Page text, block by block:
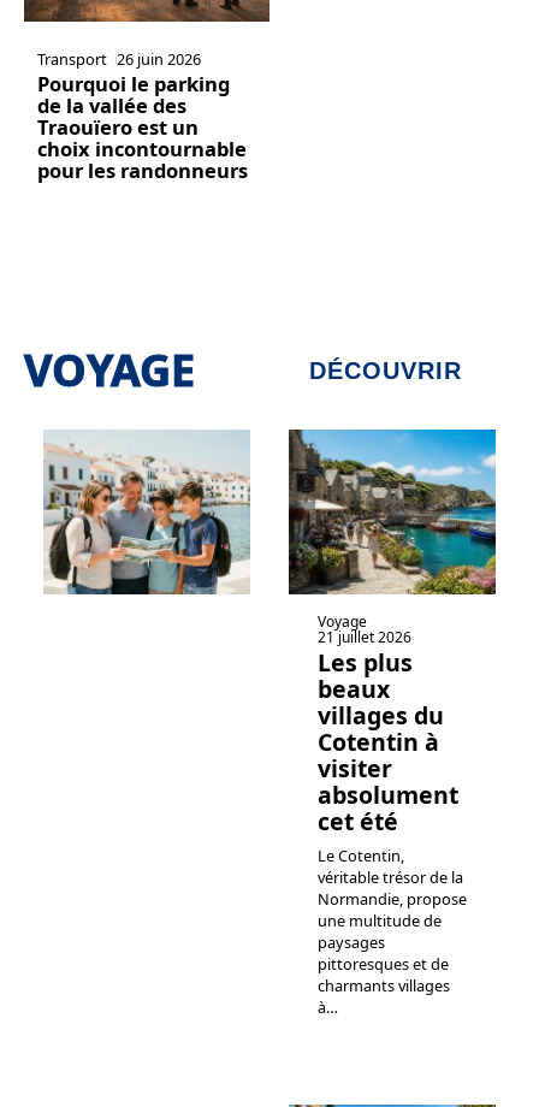
Transport 26 juin 2026
Pourquoi le parking
de la vallée des
Traouïero est un
choix incontournable
pour les randonneurs
VOYAGE DÉCOUVRIR
Voyage
21 juillet 2026
Les plus
beaux
villages du
Cotentin à
visiter
absolument
cet été
Le Cotentin,
véritable trésor de la
Normandie, propose
une multitude de
paysages
pittoresques et de
charmants villages
à…